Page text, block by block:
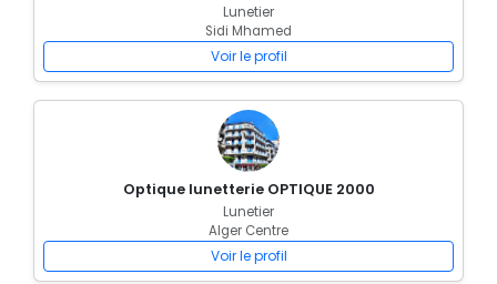
Lunetier
Sidi Mhamed
Voir le profil
Optique lunetterie OPTIQUE 2000
Lunetier
Alger Centre
Voir le profil